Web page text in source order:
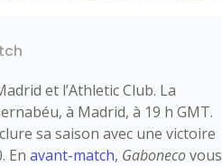
et l’Athletic Club. La
à Madrid, à 19 h GMT.
sa saison avec une victoire
Enavant-match, Gabonecovous